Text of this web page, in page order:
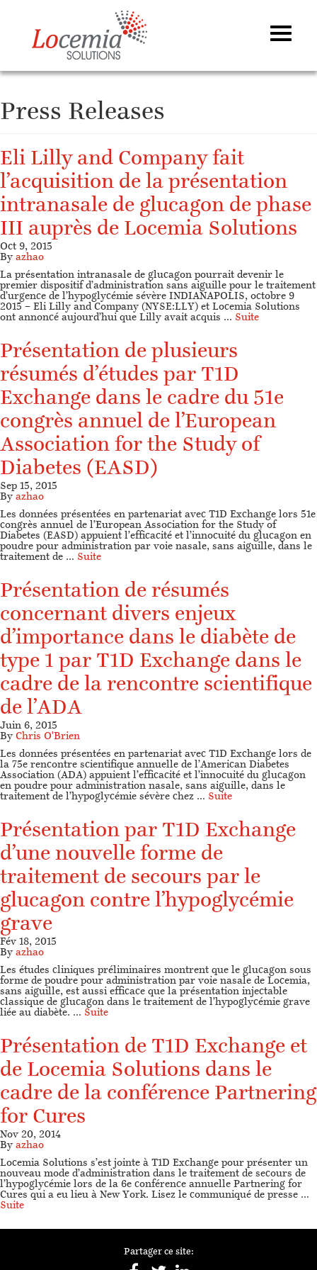
Press Releases
Eli Lilly and Company fait
l’acquisition de la présentation
intranasale de glucagon de phase
III auprès de Locemia Solutions
Oct 9, 2015
By azhao
La présentation intranasale de glucagon pourrait devenir le
premier dispositif d’administration sans aiguille pour le traitement
d’urgence de l’hypoglycémie sévère INDIANAPOLIS, octobre 9
2015 – Eli Lilly and Company (NYSE:LLY) et Locemia Solutions
ont annoncé aujourd’hui que Lilly avait acquis … Suite
Présentation de plusieurs
résumés d’études par T1D
Exchange dans le cadre du 51e
congrès annuel de l’European
Association for the Study of
Diabetes (EASD)
Sep 15, 2015
By azhao
Les données présentées en partenariat avec T1D Exchange lors 51e
congrès annuel de l’European Association for the Study of
Diabetes (EASD) appuient l’efficacité et l’innocuité du glucagon en
poudre pour administration par voie nasale, sans aiguille, dans le
traitement de … Suite
Présentation de résumés
concernant divers enjeux
d’importance dans le diabète de
type 1 par T1D Exchange dans le
cadre de la rencontre scientifique
de l’ADA
Juin 6, 2015
By Chris O'Brien
Les données présentées en partenariat avec T1D Exchange lors de
la 75e rencontre scientifique annuelle de l’American Diabetes
Association (ADA) appuient l’efficacité et l’innocuité du glucagon
en poudre pour administration nasale, sans aiguille, dans le
traitement de l’hypoglycémie sévère chez … Suite
Présentation par T1D Exchange
d’une nouvelle forme de
traitement de secours par le
glucagon contre l’hypoglycémie
grave
Fév 18, 2015
By azhao
Les études cliniques préliminaires montrent que le glucagon sous
forme de poudre pour administration par voie nasale de Locemia,
sans aiguille, est aussi efficace que la présentation injectable
classique de glucagon dans le traitement de l’hypoglycémie grave
liée au diabète. … Suite
Présentation de T1D Exchange et
de Locemia Solutions dans le
cadre de la conférence Partnering
for Cures
Nov 20, 2014
By azhao
Locemia Solutions s’est jointe à T1D Exchange pour présenter un
nouveau mode d’administration dans le traitement de secours de
l’hypoglycémie lors de la 6e conférence annuelle Partnering for
Cures qui a eu lieu à New York. Lisez le communiqué de presse …
Suite
Partager ce site: